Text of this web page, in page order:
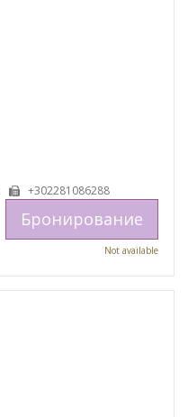
+302281086288
Бронирование
Not available